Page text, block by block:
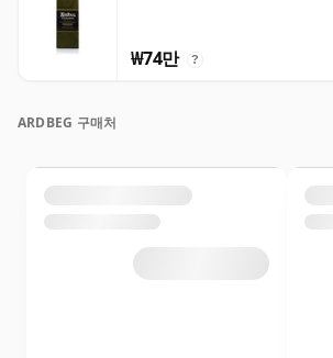
₩74만 ?
ARDBEG 구매처